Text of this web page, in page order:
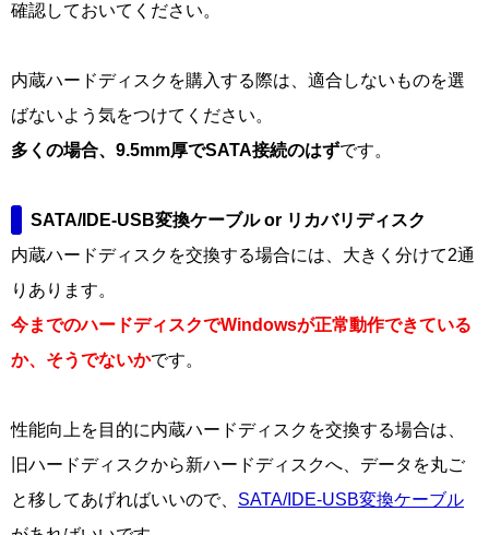
確認しておいてください。
内蔵ハードディスクを購入する際は、適合しないものを選
ばないよう気をつけてください。
多くの場合、9.5mm厚でSATA接続のはずです。
SATA/IDE-USB変換ケーブル or リカバリディスク
内蔵ハードディスクを交換する場合には、大きく分けて2通
りあります。
今までのハードディスクでWindowsが正常動作できている
か、そうでないかです。
性能向上を目的に内蔵ハードディスクを交換する場合は、
旧ハードディスクから新ハードディスクへ、データを丸ご
と移してあげればいいので、 SATA/IDE-USB変換ケーブル